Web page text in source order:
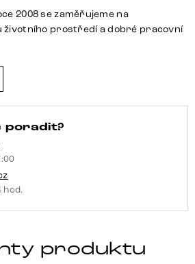
2008 se zaměřujeme na
prostředí a dobré pracovní
poradit?
hod.
produktu